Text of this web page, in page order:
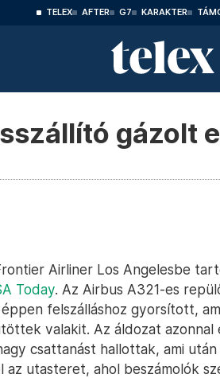
TELEX AFTER G7 KARAKTER
gázolt
Airliner Los Angelesbe
Today. Az Airbus A321-es
felszálláshoz gyorsított,
valakit. Az áldozat azonnal
csattanást hallottak, ami után
utasteret, ahol beszámolók